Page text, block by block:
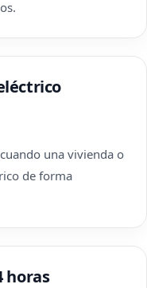
una vivienda o
de forma
horas